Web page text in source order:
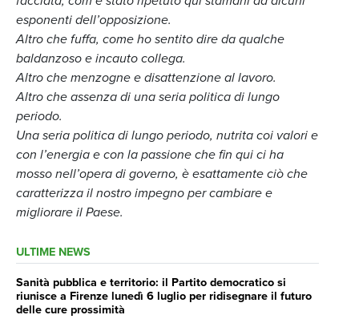
esponenti dell’opposizione.
Altro che fuffa, come ho sentito dire da qualche
baldanzoso e incauto collega.
Altro che menzogne e disattenzione al lavoro.
Altro che assenza di una seria politica di lungo
periodo.
Una seria politica di lungo periodo, nutrita coi valori e
con l’energia e con la passione che fin qui ci ha
mosso nell’opera di governo, è esattamente ciò che
caratterizza il nostro impegno per cambiare e
migliorare il Paese.
ULTIME NEWS
Sanità pubblica e territorio: il Partito democratico si
riunisce a Firenze lunedì 6 luglio per ridisegnare il futuro
delle cure prossimità